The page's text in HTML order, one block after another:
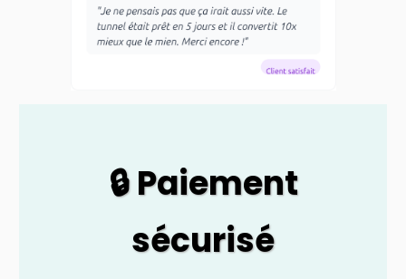
🔒 Paiement
sécurisé